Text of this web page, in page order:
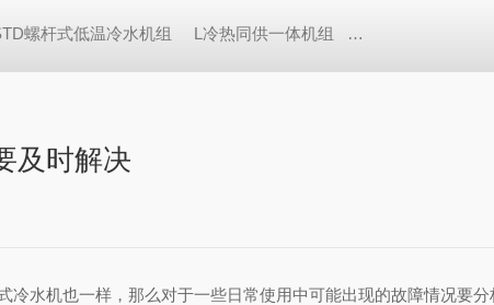
螺杆式低温冷水机组 L冷热同供一体机组 恒温冷却水循环器
及时解决
机也一样，那么对于一些日常使用中可能出现的故障情况要分